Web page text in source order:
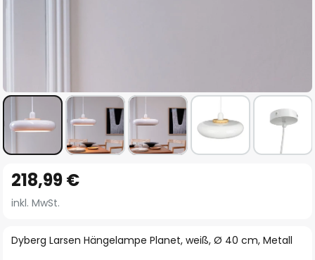
Anfang
der
springen
Dyberg Larsen Hängelampe Planet, weiß, Ø 40 cm, Metall
218,99 €
inkl. MwSt.